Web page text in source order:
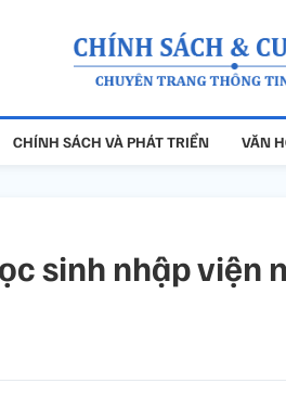
CHÍNH SÁCH VÀ PHÁT TRIỂN VĂN
sinh nhập viện